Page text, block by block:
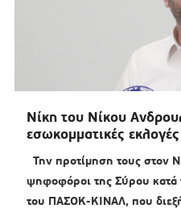
Νίκη του Νίκου
εσωκομματικές
Την προτίμηση τους στον
ψηφοφόροι της Σύρου κατά
του ΠΑΣΟΚ-ΚΙΝΑΛ, που